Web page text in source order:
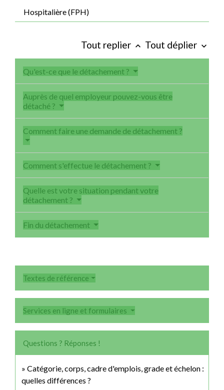
Hospitalière (FPH)
Tout replier keyboard_arrow_up Tout déplier keyboard_arrow_down
Qu'est-ce que le détachement ?
Auprès de quel employeur pouvez-vous être
détaché ?
Comment faire une demande de détachement ?
Comment s'effectue le détachement ?
Quelle est votre situation pendant votre
détachement ?
Fin du détachement
Textes de référence
Services en ligne et formulaires
Questions ? Réponses !
Catégorie, corps, cadre d'emplois, grade et échelon :
quelles différences ?